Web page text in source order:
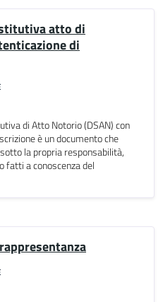
atto di
di
di Atto Notorio (DSAN) con
è un documento che
la propria responsabilità,
fatti a conoscenza del